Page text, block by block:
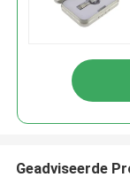
Geadviseerde